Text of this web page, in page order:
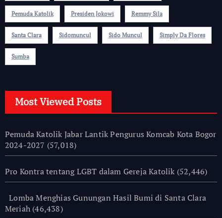
Pemuda Katolik Presiden Jokowi Remmy Sila
Santa Clara Sidomuncul Sido Muncul Simply Da Flores
Sumba
Most Viewed Posts
Pemuda Katolik Jabar Lantik Pengurus Komcab Kota Bogor
2024-2027 (57,018)
Pro Kontra tentang LGBT dalam Gereja Katolik (52,446)
Lomba Menghias Gunungan Hasil Bumi di Santa Clara
Meriah (46,438)